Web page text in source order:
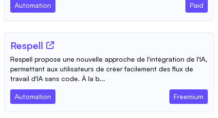
Automation Paid
Respell
Respell propose une nouvelle approche de l'intégration de l'IA,
permettant aux utilisateurs de créer facilement des flux de
travail d'IA sans code. À la b...
Automation Freemium